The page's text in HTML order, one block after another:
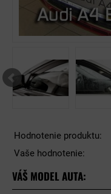
Hodnotenie produktu:
Vaše hodnotenie:
VÁŠ MODEL AUTA: